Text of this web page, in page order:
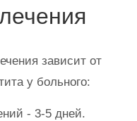
зависит от
у больного:
- 3-5 дней.